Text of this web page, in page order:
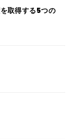
取得する5つの